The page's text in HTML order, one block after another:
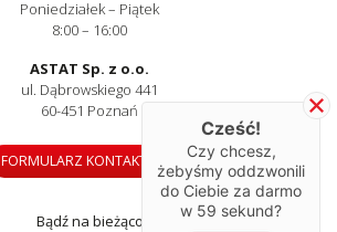
Poniedziałek – Piątek
8:00 – 16:00
ASTAT Sp. z o.o.
ul. Dąbrowskiego 441
60-451 Poznań
FORMULARZ KONTAKTOWY
Bądź na bieżąco
Cześć!
Czy chcesz,
żebyśmy oddzwonili
do Ciebie za darmo
w 59 sekund?